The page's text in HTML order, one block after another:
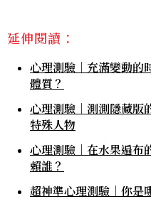
延伸閱讀：
心理測驗｜充滿變動的
體質？
心理測驗｜測測隱藏版
特殊人物
心理測驗｜在水果遍布
賴誰？
超神準心理測驗｜你是